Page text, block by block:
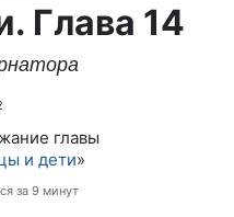
Глава 14
главы
и дети»
за 9 минут